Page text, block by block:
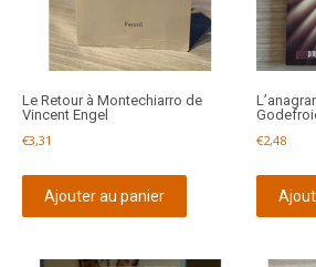
Le Retour à Montechiarro de
Vincent Engel
€3,31
Ajouter au panier
€2,48